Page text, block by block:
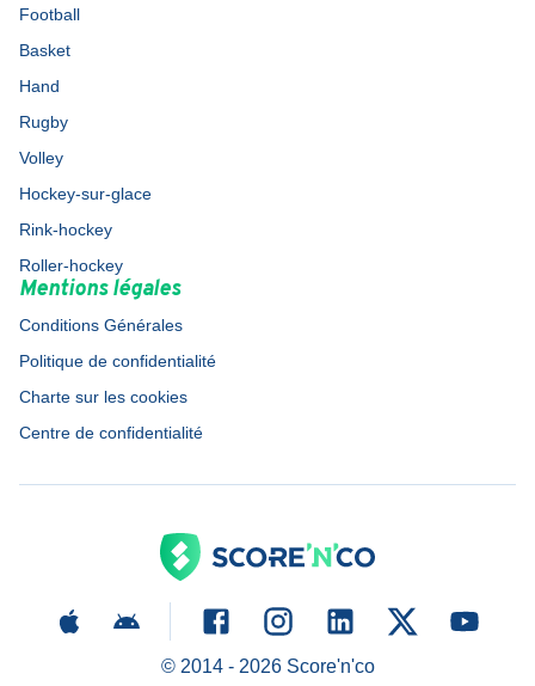
Football
Basket
Hand
Rugby
Volley
Hockey-sur-glace
Rink-hockey
Roller-hockey
Mentions légales
Conditions Générales
Politique de confidentialité
Charte sur les cookies
Centre de confidentialité
© 2014 - 2026Score'n'co